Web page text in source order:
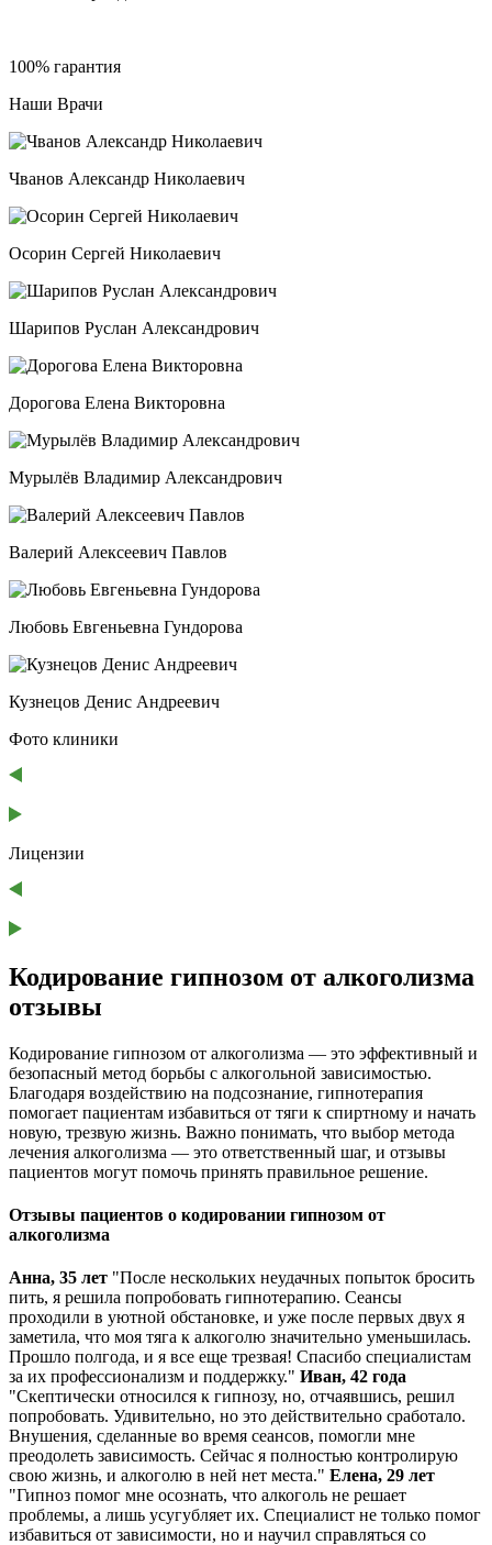
100% гарантия
Наши Врачи
Чванов Александр Николаевич
Осорин Сергей Николаевич
Шарипов Руслан Александрович
Дорогова Елена Викторовна
Мурылёв Владимир Александрович
Валерий Алексеевич Павлов
Любовь Евгеньевна Гундорова
Кузнецов Денис Андреевич
Фото клиники
Лицензии
Кодирование гипнозом от алкоголизма
отзывы
Кодирование гипнозом от алкоголизма — это эффективный и
безопасный метод борьбы с алкогольной зависимостью.
Благодаря воздействию на подсознание, гипнотерапия
помогает пациентам избавиться от тяги к спиртному и начать
новую, трезвую жизнь. Важно понимать, что выбор метода
лечения алкоголизма — это ответственный шаг, и отзывы
пациентов могут помочь принять правильное решение.
Отзывы пациентов о кодировании гипнозом от
алкоголизма
Анна, 35 лет "После нескольких неудачных попыток бросить
пить, я решила попробовать гипнотерапию. Сеансы
проходили в уютной обстановке, и уже после первых двух я
заметила, что моя тяга к алкоголю значительно уменьшилась.
Прошло полгода, и я все еще трезвая! Спасибо специалистам
за их профессионализм и поддержку." Иван, 42 года
"Скептически относился к гипнозу, но, отчаявшись, решил
попробовать. Удивительно, но это действительно сработало.
Внушения, сделанные во время сеансов, помогли мне
преодолеть зависимость. Сейчас я полностью контролирую
свою жизнь, и алкоголю в ней нет места." Елена, 29 лет
"Гипноз помог мне осознать, что алкоголь не решает
проблемы, а лишь усугубляет их. Специалист не только помог
избавиться от зависимости, но и научил справляться со